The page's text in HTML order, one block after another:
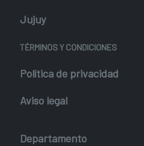
Jujuy
TÉRMINOS Y CONDICIONES
Política de privacidad
Aviso legal
Departamento